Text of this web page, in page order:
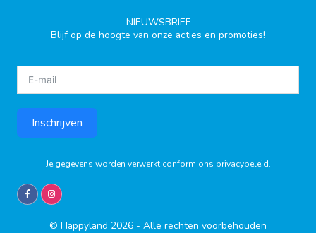
NIEUWSBRIEF
Blijf op de hoogte van onze acties en promoties!
Inschrijven
Je gegevens worden verwerkt conform ons privacybeleid.
© Happyland 2026 - Alle rechten voorbehouden